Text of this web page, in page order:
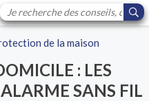
de la maison
: LES
SANS FIL